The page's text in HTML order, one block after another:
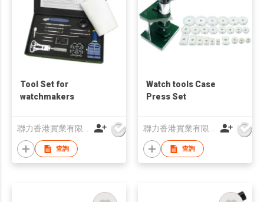
Tool Set for
watchmakers
聯力香港實業有限公司
查詢
Watch tools Case
Press Set
聯力香港實業有限公司
查詢